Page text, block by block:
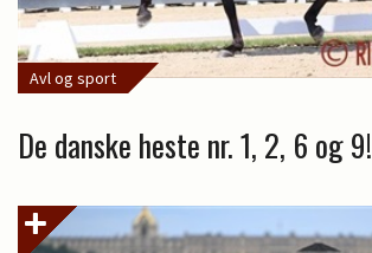
Avl og sport
De danske heste nr. 1, 2, 6 og 9!